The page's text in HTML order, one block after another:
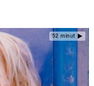
52 minut